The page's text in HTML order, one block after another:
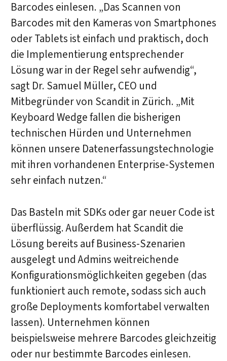
Barcodes einlesen. „Das Scannen von
Barcodes mit den Kameras von Smartphones
oder Tablets ist einfach und praktisch, doch
die Implementierung entsprechender
Lösung war in der Regel sehr aufwendig“,
sagt Dr. Samuel Müller, CEO und
Mitbegründer von Scandit in Zürich. „Mit
Keyboard Wedge fallen die bisherigen
technischen Hürden und Unternehmen
können unsere Datenerfassungstechnologie
mit ihren vorhandenen Enterprise-Systemen
sehr einfach nutzen.“
Das Basteln mit SDKs oder gar neuer Code ist
überflüssig. Außerdem hat Scandit die
Lösung bereits auf Business-Szenarien
ausgelegt und Admins weitreichende
Konfigurationsmöglichkeiten gegeben (das
funktioniert auch remote, sodass sich auch
große Deployments komfortabel verwalten
lassen). Unternehmen können
beispielsweise mehrere Barcodes gleichzeitig
oder nur bestimmte Barcodes einlesen.